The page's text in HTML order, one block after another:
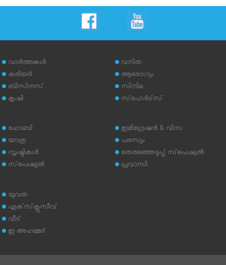
വാര്‍ത്തകള്‍
കരിയര്‍
ബിസിനസ്
കൃഷി
വനിത
ആരോഗ്യം
സിനിമ
സ്‌പോര്‍ട്‌സ്
ഹോബി
യാത്ര
സൃഷ്ടികള്‍
സ്‌പെഷ്യല്‍
ഇമിഗ്രേഷന്‍ & വിസ
പരസ്യം
തെരഞ്ഞെടുപ്പ് സ്‌പെഷ്യല്‍
പ്രവാസി
യുവത
എക്‌സ്‌ക്ലൂസീവ്
വീട്
ഇ അഹമ്മദ്‌